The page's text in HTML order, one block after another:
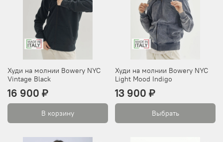
Худи на молнии Bowery NYC
Vintage Black
16 900 ₽
В корзину
Худи на молнии Bowery NYC
Light Mood Indigo
13 900 ₽
Выбрать